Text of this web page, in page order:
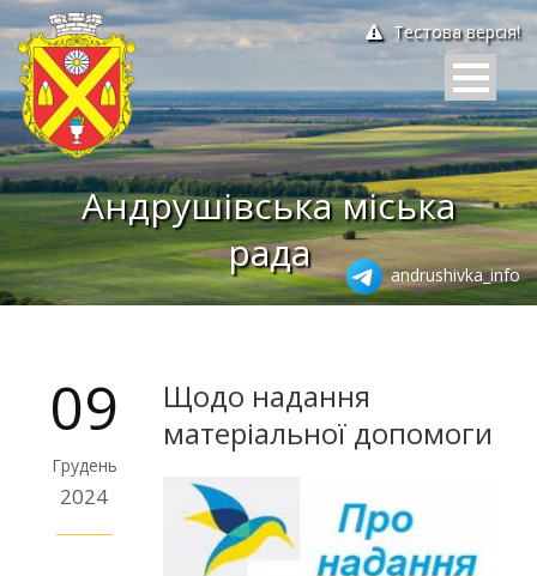
Тестова версія!
Андрушівська міська
рада
andrushivka_info
09
Грудень
2024
Щодо надання
матеріальної допомоги